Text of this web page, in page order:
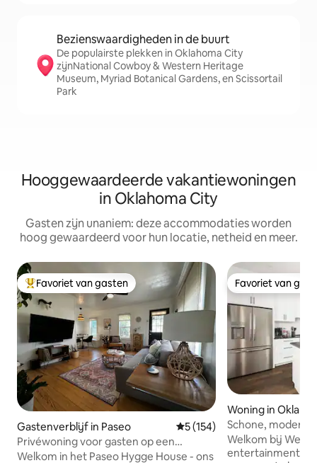
Bezienswaardigheden in de buurt
De populairste plekken in Oklahoma City
zijnNational Cowboy & Western Heritage
Museum, Myriad Botanical Gardens, en Scissortail
Park
Hooggewaardeerde vakantiewoningen
in Oklahoma City
Gasten zijn unaniem: deze accommodaties worden
hoog gewaardeerd voor hun locatie, netheid en meer.
Topfavoriet van gasten
Favoriet van gasten
Gastenverblijf in Paseo Gemiddelde beoordeling
5 (154)
Privéwoning voor gasten op een
steenworp afstand van het Paseo Arts
Welkom in het Paseo Hygge House - ons
Favoriet van
Favoriet van
Woning in
Schone,
Nieuwbouw in
Welkom bij
entertainment